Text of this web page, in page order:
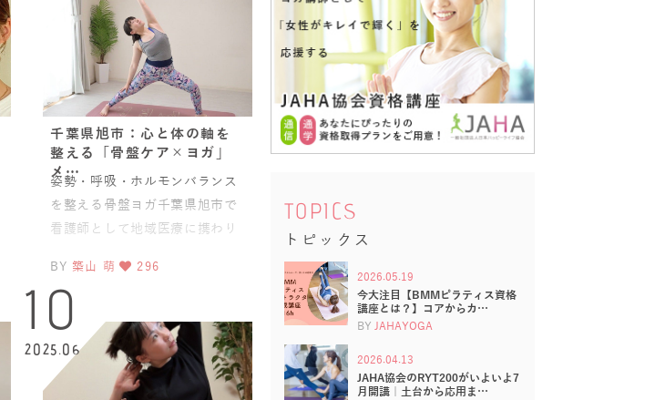
千葉県旭市：心と体の軸を
整える「骨盤ケア×ヨガ」
メ…
姿勢・呼吸・ホルモンバランス
を整える骨盤ヨガ千葉県旭市で
看護師として地域医療に携わり
ママヨガ・ベビママピラテ
BY 築山 萌 296
10
2025.06
TOPICS
トピックス
2026.05.19
今大注目【BMMピラティス資格
講座とは？】コアからカ…
BY JAHAYOGA
2026.04.13
JAHA協会のRYT200がいよいよ7
月開講｜土台から応用ま…